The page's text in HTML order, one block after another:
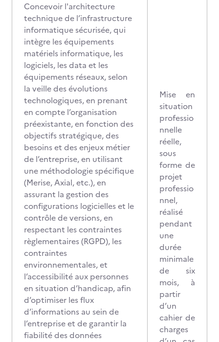
Concevoir l'architecture
technique de l’infrastructure
informatique sécurisée, qui
intègre les équipements
matériels informatique, les
logiciels, les data et les
équipements réseaux, selon
la veille des évolutions
technologiques, en prenant
en compte l’organisation
préexistante, en fonction des
objectifs stratégique, des
besoins et des enjeux métier
de l’entreprise, en utilisant
une méthodologie spécifique
(Merise, Axial, etc.), en
assurant la gestion des
configurations logicielles et le
contrôle de versions, en
respectant les contraintes
règlementaires (RGPD), les
contraintes
environnementales, et
l’accessibilité aux personnes
en situation d’handicap, afin
d’optimiser les flux
d’informations au sein de
l’entreprise et de garantir la
fiabilité des données
Mise en
situation
professio
nnelle
réelle,
sous
forme de
projet
professio
nnel,
réalisé
pendant
une
durée
minimale
de six
mois, à
partir
d’un
cahier de
charges